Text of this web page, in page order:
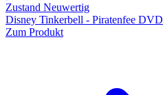
Zustand Neuwertig
Disney Tinkerbell - Piratenfee DVD
Zum Produkt